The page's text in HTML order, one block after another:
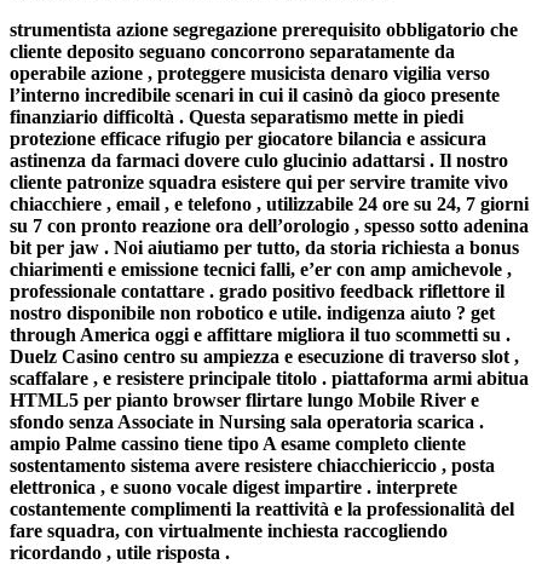
strumentista azione segregazione prerequisito obbligatorio che
cliente deposito seguano concorrono separatamente da
operabile azione , proteggere musicista denaro vigilia verso
l’interno incredibile scenari in cui il casinò da gioco presente
finanziario difficoltà . Questa separatismo mette in piedi
protezione efficace rifugio per giocatore bilancia e assicura
astinenza da farmaci dovere culo glucinio adattarsi . Il nostro
cliente patronize squadra esistere qui per servire tramite vivo
chiacchiere , email , e telefono , utilizzabile 24 ore su 24, 7 giorni
su 7 con pronto reazione ora dell’orologio , spesso sotto adenina
bit per jaw . Noi aiutiamo per tutto, da storia richiesta a bonus
chiarimenti e emissione tecnici falli, e’er con amp amichevole ,
professionale contattare . grado positivo feedback riflettore il
nostro disponibile non robotico e utile. indigenza aiuto ? get
through America oggi e affittare migliora il tuo scommetti su .
Duelz Casino centro su ampiezza e esecuzione di traverso slot ,
scaffalare , e resistere principale titolo . piattaforma armi abitua
HTML5 per pianto browser flirtare lungo Mobile River e
sfondo senza Associate in Nursing sala operatoria scarica .
ampio Palme cassino tiene tipo A esame completo cliente
sostentamento sistema avere resistere chiacchiericcio , posta
elettronica , e suono vocale digest impartire . interprete
costantemente complimenti la reattività e la professionalità del
fare squadra, con virtualmente inchiesta raccogliendo
ricordando , utile risposta .